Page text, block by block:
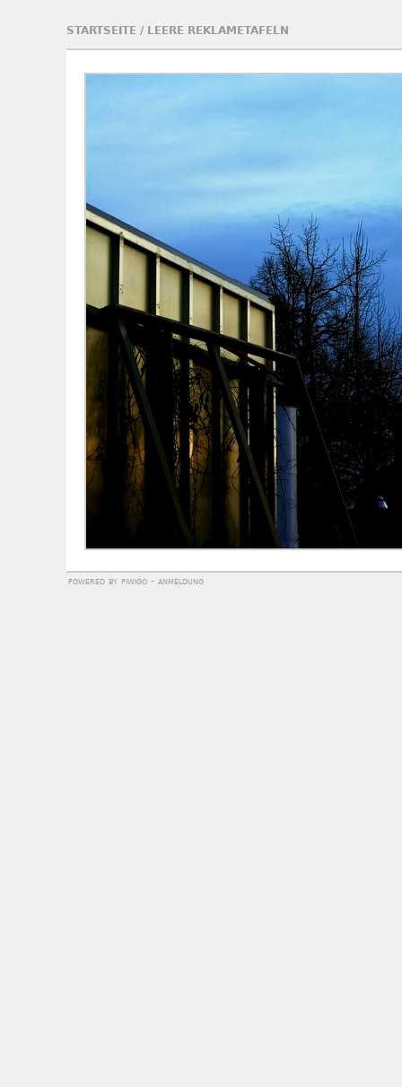
STARTSEITE/ LEERE REKLAMETAFELN
powered by piwigo- anmeldung